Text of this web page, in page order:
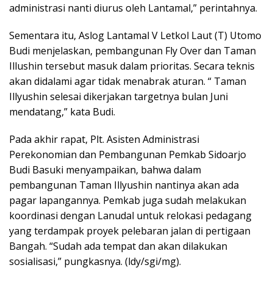
administrasi nanti diurus oleh Lantamal,” perintahnya.
Sementara itu, Aslog Lantamal V Letkol Laut (T) Utomo
Budi menjelaskan, pembangunan Fly Over dan Taman
Illushin tersebut masuk dalam prioritas. Secara teknis
akan didalami agar tidak menabrak aturan. “ Taman
Illyushin selesai dikerjakan targetnya bulan Juni
mendatang,” kata Budi.
Pada akhir rapat, Plt. Asisten Administrasi
Perekonomian dan Pembangunan Pemkab Sidoarjo
Budi Basuki menyampaikan, bahwa dalam
pembangunan Taman Illyushin nantinya akan ada
pagar lapangannya. Pemkab juga sudah melakukan
koordinasi dengan Lanudal untuk relokasi pedagang
yang terdampak proyek pelebaran jalan di pertigaan
Bangah. “Sudah ada tempat dan akan dilakukan
sosialisasi,” pungkasnya. (ldy/sgi/mg).